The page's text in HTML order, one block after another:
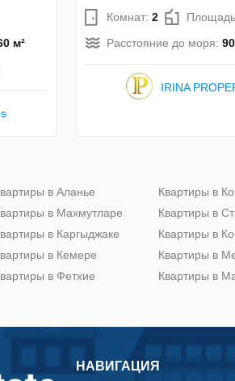
м²
Комнат: 2
Расстояние до моря:
IRINA
в Аланье
в Махмутларе
в Каргыджаке
в Кемере
в Фетхие
Квартиры в
Квартиры в
Квартиры в
Квартиры в
Квартиры в
НАВИГАЦИЯ